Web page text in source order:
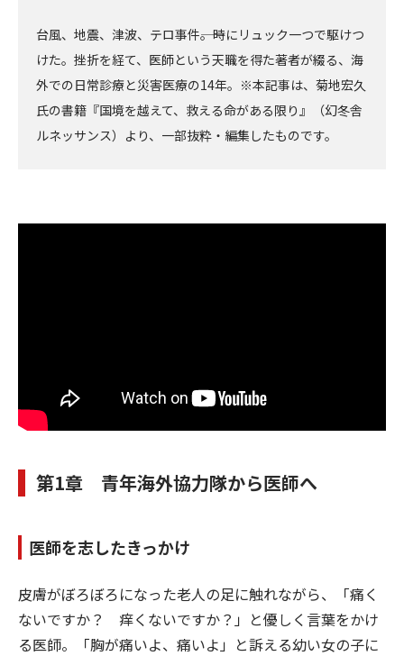
台風、地震、津波、テロ事件――。時にリュック一つで駆けつ
けた。挫折を経て、医師という天職を得た著者が綴る、海
外での日常診療と災害医療の14年。※本記事は、菊地宏久
氏の書籍『国境を越えて、救える命がある限り』（幻冬舎
ルネッサンス）より、一部抜粋・編集したものです。
第1章 青年海外協力隊から医師へ
医師を志したきっかけ
皮膚がぼろぼろになった老人の足に触れながら、「痛く
ないですか？ 痒くないですか？」と優しく言葉をかけ
る医師。「胸が痛いよ、痛いよ」と訴える幼い女の子に